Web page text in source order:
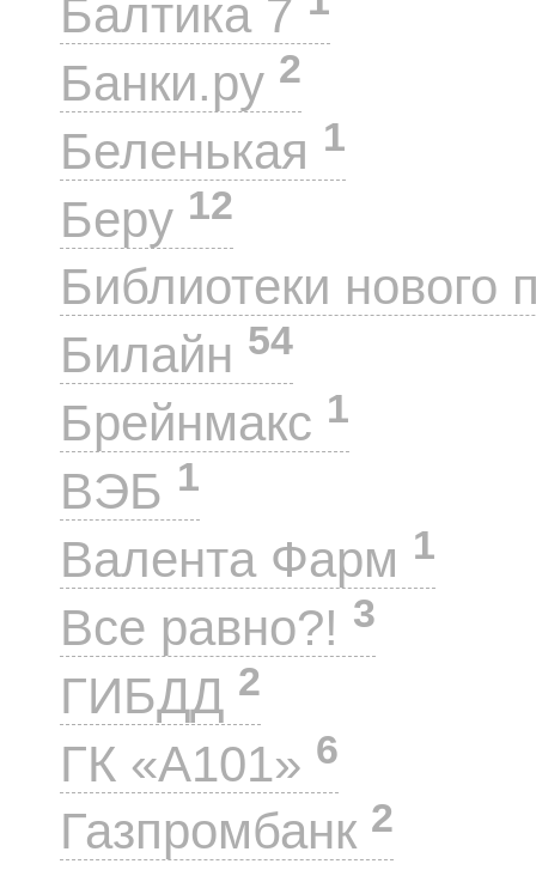
Балтика 7
Банки.ру 2
Беленькая 1
Беру 12
Библиотеки нового
Билайн 54
Брейнмакс 1
ВЭБ 1
Валента Фарм 1
Все равно?! 3
ГИБДД 2
ГК «А101» 6
Газпромбанк 2